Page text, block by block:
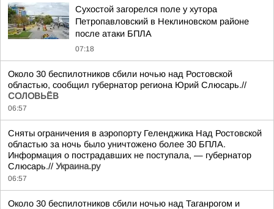
Сухостой загорелся поле у хутора
Петропавловский в Неклиновском районе
после атаки БПЛА
07:18
Около 30 беспилотников сбили ночью над Ростовской
областью, сообщил губернатор региона Юрий Слюсарь.//
СОЛОВЬЁВ
06:57
Сняты ограничения в аэропорту Геленджика Над Ростовской
областью за ночь было уничтожено более 30 БПЛА.
Информация о пострадавших не поступала, — губернатор
Слюсарь.// Украина.ру
06:57
Около 30 беспилотников сбили ночью над Таганрогом и